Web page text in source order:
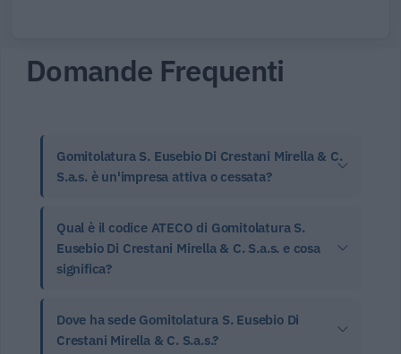
Domande Frequenti
Gomitolatura S. Eusebio Di Crestani Mirella & C.
S.a.s. è un'impresa attiva o cessata?
Qual è il codice ATECO di Gomitolatura S.
Eusebio Di Crestani Mirella & C. S.a.s. e cosa
significa?
Dove ha sede Gomitolatura S. Eusebio Di
Crestani Mirella & C. S.a.s.?